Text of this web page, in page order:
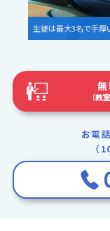
生徒は最大3名で手厚いサ
（教
お電
（